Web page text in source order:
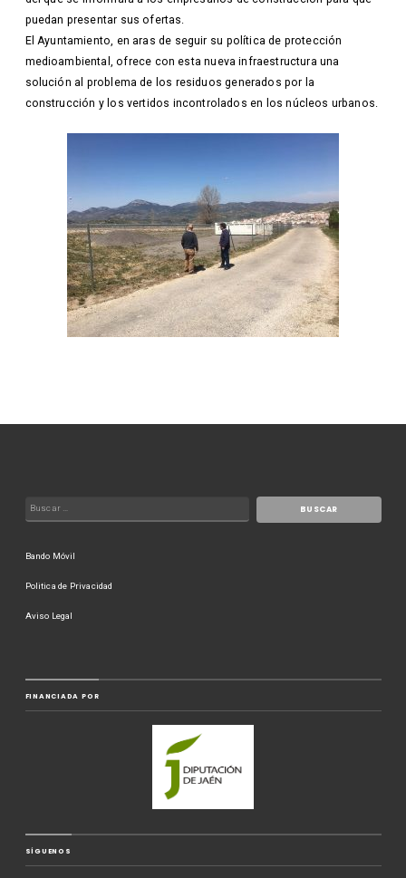
puedan presentar sus ofertas.
El Ayuntamiento, en aras de seguir su política de protección
medioambiental, ofrece con esta nueva infraestructura una
solución al problema de los residuos generados por la
construcción y los vertidos incontrolados en los núcleos urbanos.
Bando Móvil
Politica de Privacidad
Aviso Legal
FINANCIADA POR
SÍGUENOS